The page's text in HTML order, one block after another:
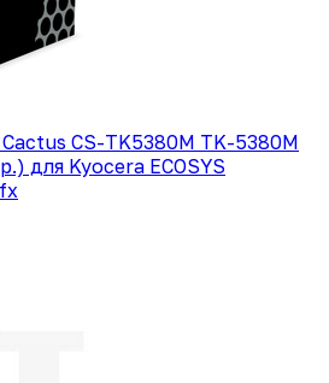
CS-TK5380M TK-5380M
для Kyocera ECOSYS